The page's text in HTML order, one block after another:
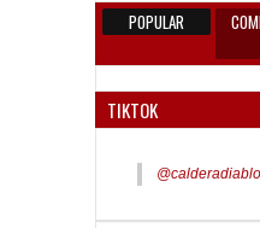
POPULAR
TIKTOK
@calderadiablo